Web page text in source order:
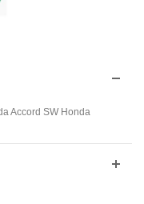
Accord SW Honda